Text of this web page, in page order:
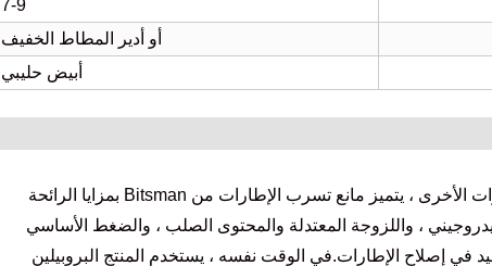
7-9
أو أدير المطاط الخفيف
أبيض حليبي
بالمقارنة مع مانعات التسرب للإطارات الأخرى ، يتميز مانع تسرب الإطارات من Bitsman بمزايا الرائحة
، واللزوجة المعتدلة والمحتوى الصلب ، والضغط الأساسي
في إصلاح الإطارات.في الوقت نفسه ، يستخدم المنتج البروبيلين